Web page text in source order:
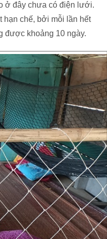
ở đây chưa có điện lưới.
hạn chế, bởi mỗi lần hết
được khoảng 10 ngày.